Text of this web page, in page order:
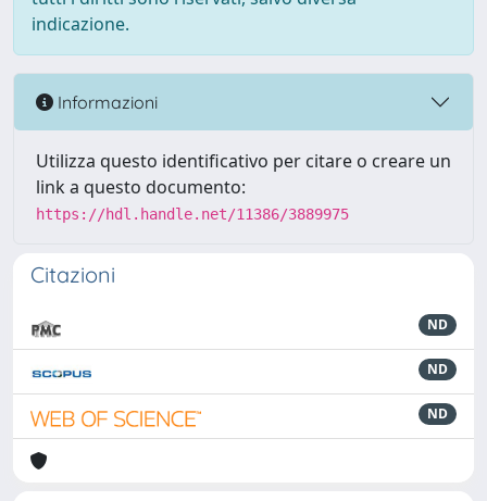
indicazione.
Informazioni
Utilizza questo identificativo per citare o creare un
link a questo documento:
https://hdl.handle.net/11386/3889975
Citazioni
ND
ND
ND